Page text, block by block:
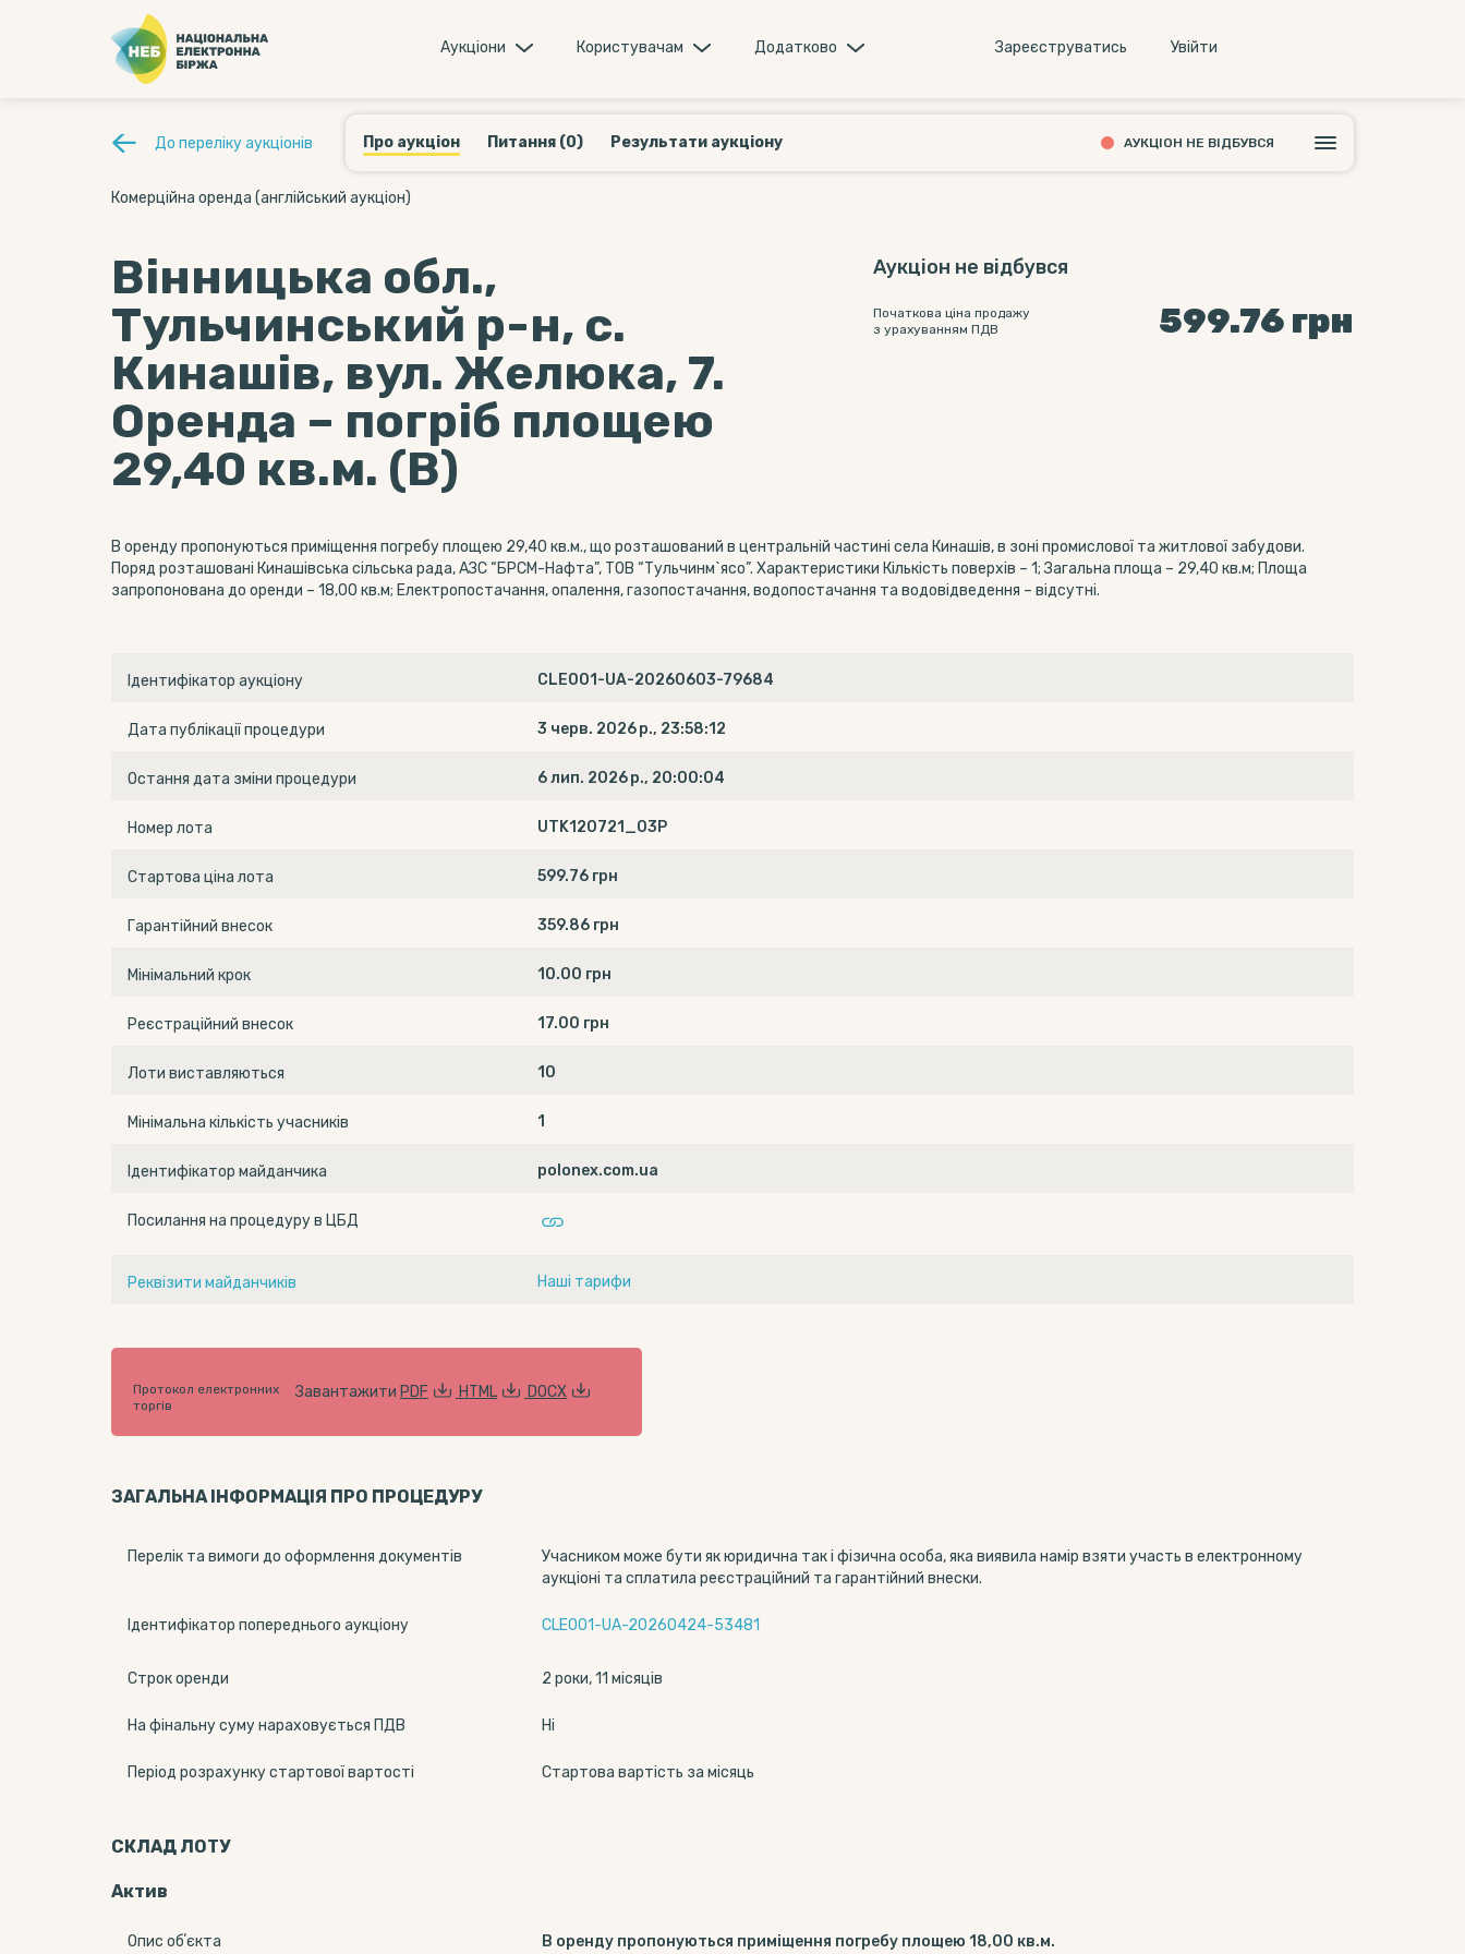
Аукцiони Користувачам Додатково Зареєструватись Увiйти
До переліку аукціонів Про аукціон Питання (0) Результати аукціону АУКЦІОН НЕ ВІДБУВСЯ
Комерційна оренда (англійський аукціон)
Вінницька обл.,
Тульчинський р-н, с.
Кинашів, вул. Желюка, 7.
Оренда – погріб площею
29,40 кв.м. (В)
Аукціон не відбувся
Початкова ціна продажу
з урахуванням ПДВ
599.76 грн
В оренду пропонуються приміщення погребу площею 29,40 кв.м., що розташований в центральній частині села Кинашів, в зоні промислової та житлової забудови.
Поряд розташовані Кинашівська сільська рада, АЗС “БРСМ-Нафта”, ТОВ “Тульчинм`ясо”. Характеристики Кількість поверхів – 1; Загальна площа – 29,40 кв.м; Площа
запропонована до оренди – 18,00 кв.м; Електропостачання, опалення, газопостачання, водопостачання та водовідведення – відсутні.
Ідентифікатор аукціону CLE001-UA-20260603-79684
Дата публікації процедури 3 черв. 2026 р., 23:58:12
Остання дата зміни процедури 6 лип. 2026 р., 20:00:04
Номер лота UTK120721_03P
Стартова ціна лота 599.76 грн
Гарантійний внесок 359.86 грн
Мінімальний крок 10.00 грн
Реєстраційний внесок 17.00 грн
Лоти виставляються 10
Мінімальна кількість учасників 1
Ідентифікатор майданчика polonex.com.ua
Посилання на процедуру в ЦБД
Реквізити майданчиків Наші тарифи
Протокол електронних
торгів
Завантажити PDF HTML DOCX
ЗАГАЛЬНА ІНФОРМАЦІЯ ПРО ПРОЦЕДУРУ
Перелік та вимоги до оформлення документів
Учасником може бути як юридична так і фізична особа, яка виявила намір взяти участь в електронному
аукціоні та сплатила реєстраційний та гарантійний внески.
Ідентифікатор попереднього аукціону CLE001-UA-20260424-53481
Строк оренди 2 роки, 11 місяців
На фінальну суму нараховується ПДВ Ні
Період розрахунку стартової вартості Стартова вартість за місяць
СКЛАД ЛОТУ
Актив
Опис обʼєкта В оренду пропонуються приміщення погребу площею 18,00 кв.м.